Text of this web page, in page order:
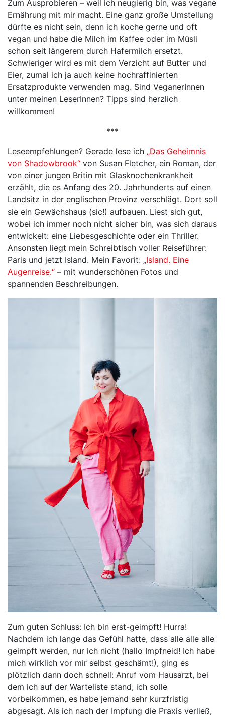
Zum Ausprobieren – weil ich neugierig bin, was vegane
Ernährung mit mir macht. Eine ganz große Umstellung
dürfte es nicht sein, denn ich koche gerne und oft
vegan und habe die Milch im Kaffee oder im Müsli
schon seit längerem durch Hafermilch ersetzt.
Schwieriger wird es mit dem Verzicht auf Butter und
Eier, zumal ich ja auch keine hochraffinierten
Ersatzprodukte verwenden mag. Sind VeganerInnen
unter meinen LeserInnen? Tipps sind herzlich
willkommen!
***
Leseempfehlungen? Gerade lese ich „Das Geheimnis
von Shadowbrook“ von Susan Fletcher, ein Roman, der
von einer jungen Britin mit Glasknochenkrankheit
erzählt, die es Anfang des 20. Jahrhunderts auf einen
Landsitz in der englischen Provinz verschlägt. Dort soll
sie ein Gewächshaus (sic!) aufbauen. Liest sich gut,
wobei ich immer noch nicht sicher bin, was sich daraus
entwickelt: eine Liebesgeschichte oder ein Thriller.
Ansonsten liegt mein Schreibtisch voller Reiseführer:
Paris und jetzt Island. Mein Favorit: „Island. Eine
Augenreise.“ – mit wunderschönen Fotos und
spannenden Beschreibungen.
Zum guten Schluss: Ich bin erst-geimpft! Hurra!
Nachdem ich lange das Gefühl hatte, dass alle alle alle
geimpft werden, nur ich nicht (hallo Impfneid! Ich habe
mich wirklich vor mir selbst geschämt!), ging es
plötzlich dann doch schnell: Anruf vom Hausarzt, bei
dem ich auf der Warteliste stand, ich solle
vorbeikommen, es habe jemand sehr kurzfristig
abgesagt. Als ich nach der Impfung die Praxis verließ,